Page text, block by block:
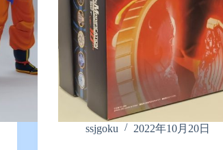
ssjgoku 2022年10月20日